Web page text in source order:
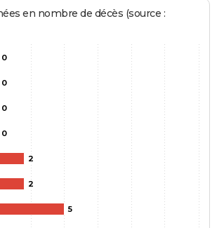
en nombre de décès (source :
0
0
0
0
2
2
5